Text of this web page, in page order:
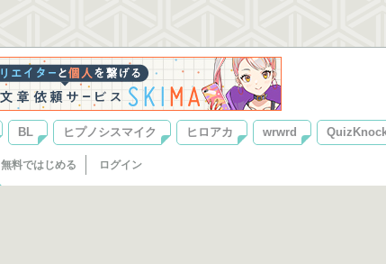
BL ヒプノシスマイク ヒロアカ wrwrd
無料ではじめる ログイン